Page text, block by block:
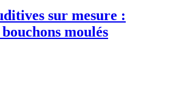
sur mesure :
moulés